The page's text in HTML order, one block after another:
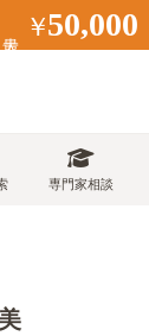
￥50,000
専門家相談